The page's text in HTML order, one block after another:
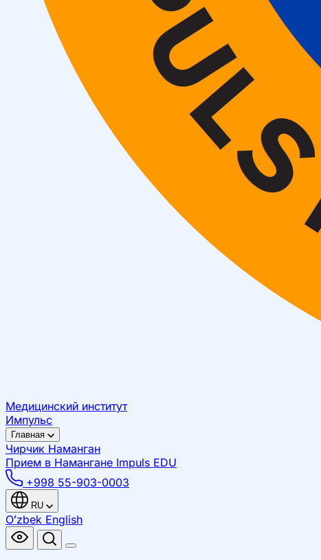
Медицинский институт
Импульс
Главная
Чирчик Наманган
Прием в Намангане Impuls EDU
+998 55-903-0003
RU
Oʻzbek English